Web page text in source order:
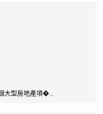
大型房地產項�...